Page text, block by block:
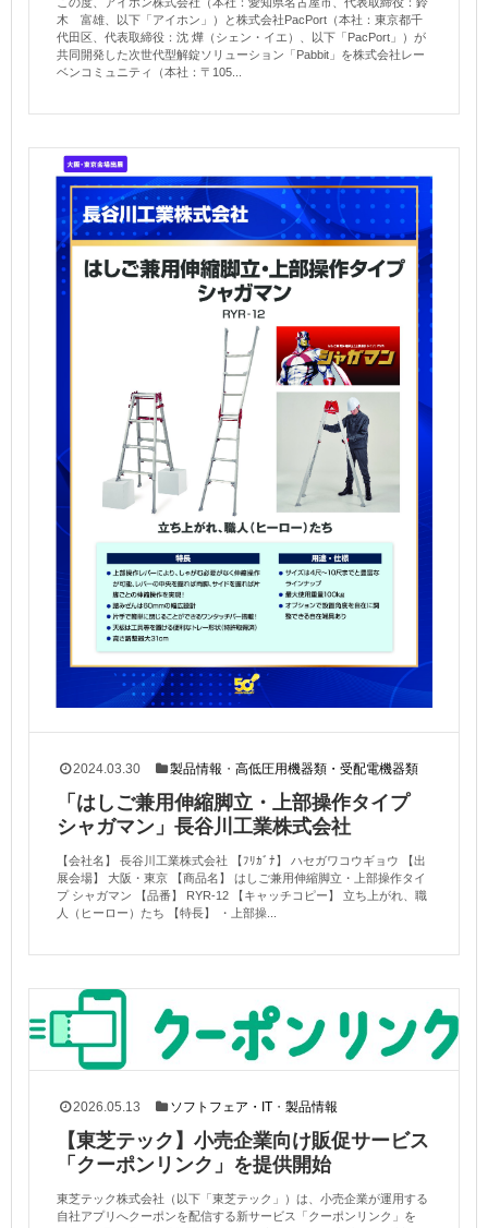
木 富雄、以下「アイホン」）と株式会社PacPort（本社：東京都千
代田区、代表取締役：沈 燁（シェン・イエ）、以下「PacPort」）が
共同開発した次世代型解錠ソリューション「Pabbit」を株式会社レー
ベンコミュニティ（本社：〒105...
2024.03.30 製品情報 ・高低圧用機器類・受配電機器類
「はしご兼用伸縮脚立・上部操作タイプ
シャガマン」長谷川工業株式会社
【会社名】 長谷川工業株式会社 【ﾌﾘｶﾞﾅ】 ハセガワコウギョウ 【出
展会場】 大阪・東京 【商品名】 はしご兼用伸縮脚立・上部操作タイ
プ シャガマン 【品番】 RYR‐12 【キャッチコピー】 立ち上がれ、職
人（ヒーロー）たち 【特長】 ・上部操...
2026.05.13 ソフトフェア・IT ・製品情報
【東芝テック】小売企業向け販促サービス
「クーポンリンク」を提供開始
東芝テック株式会社（以下「東芝テック」）は、小売企業が運用する
自社アプリへクーポンを配信する新サービス「クーポンリンク」を